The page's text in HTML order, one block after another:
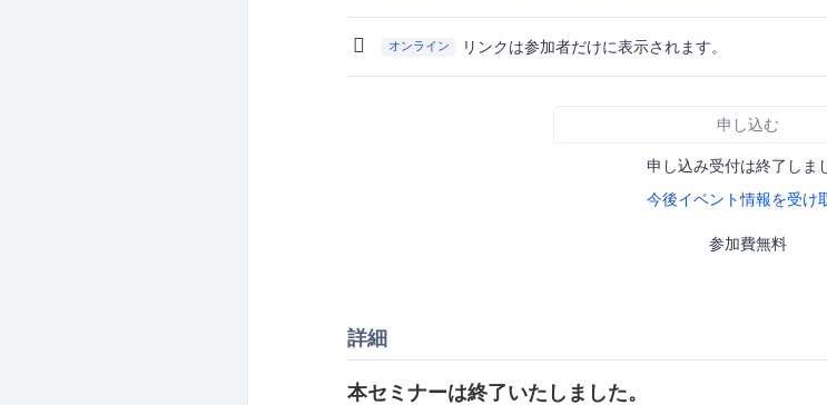
オンライン リンクは参加者だけに表示されます。
申し込む
申し込み受付は終了しま
今後イベント情報を受け
参加費無料
詳細
本セミナーは終了いたしました。